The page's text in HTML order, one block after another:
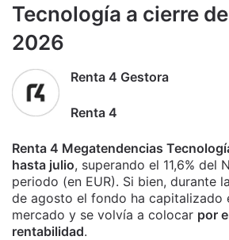
Tecnología a cierre
2026
Renta 4 Gestora
Renta 4
Renta 4 Megatendencias
hasta julio, superando el 11,6% del
periodo (en EUR). Si bien, durante
de agosto el fondo ha capitalizado
mercado y se volvía a colocar por
rentabilidad.